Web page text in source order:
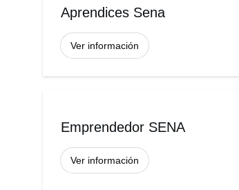
Aprendices Sena
Ver información
Emprendedor SENA
Ver información